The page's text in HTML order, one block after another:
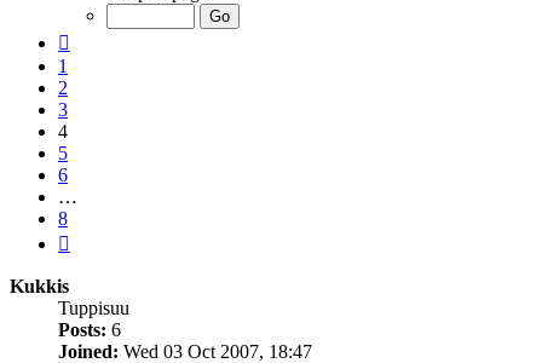
1
2
3
4
5
6
…
8
Kukkis
Tuppisuu
Posts: 6
Joined: Wed 03 Oct 2007, 18:47